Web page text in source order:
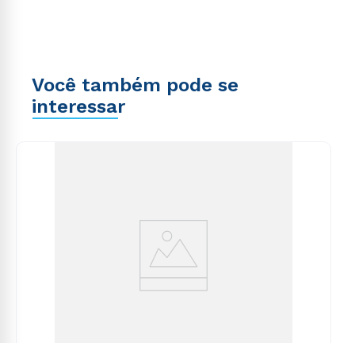
Você também pode se
interessar